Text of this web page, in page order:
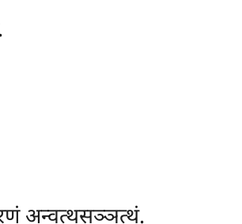
अन्वत्थसञ्ञत्थं.